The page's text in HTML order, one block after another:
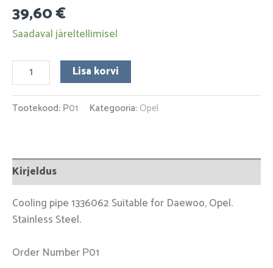
39,60€
Saadaval järeltellimisel
Lisa korvi
Tootekood: Р01 Kategooria: Opel
Kirjeldus
Cooling pipe 1336062 Suitable for Daewoo, Opel.
Stainless Steel.
Order Number Р01